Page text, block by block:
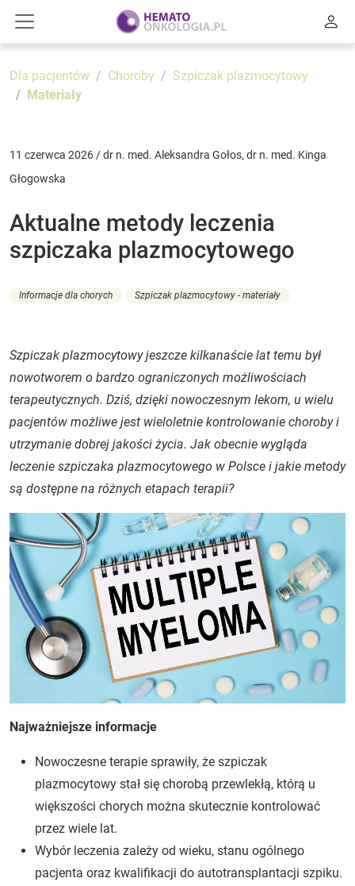
Dla pacjentów Choroby
Szpiczak plazmocytowy
Materiały
11 czerwca 2026 / dr n. med. Aleksandra Gołos, dr n. med. Kinga
Głogowska
Aktualne metody leczenia
szpiczaka plazmocytowego
Informacje dla chorych Szpiczak plazmocytowy - materiały
Szpiczak plazmocytowy jeszcze kilkanaście lat temu był
nowotworem o bardzo ograniczonych możliwościach
terapeutycznych. Dziś, dzięki nowoczesnym lekom, u wielu
pacjentów możliwe jest wieloletnie kontrolowanie choroby i
utrzymanie dobrej jakości życia. Jak obecnie wygląda
leczenie szpiczaka plazmocytowego w Polsce i jakie metody
są dostępne na różnych etapach terapii?
Najważniejsze informacje
Nowoczesne terapie sprawiły, że szpiczak
plazmocytowy stał się chorobą przewlekłą, którą u
większości chorych można skutecznie kontrolować
przez wiele lat.
Wybór leczenia zależy od wieku, stanu ogólnego
pacjenta oraz kwalifikacji do autotransplantacji szpiku.